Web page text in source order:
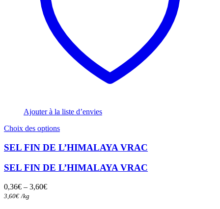
Ajouter à la liste d’envies
Choix des optionsCe
a
variations.
Les
SEL FIN DE L’HIMALAYA VRAC
SEL FIN DE L’HIMALAYA VRAC
0,36€ – 3,60€
3,60€ /kg